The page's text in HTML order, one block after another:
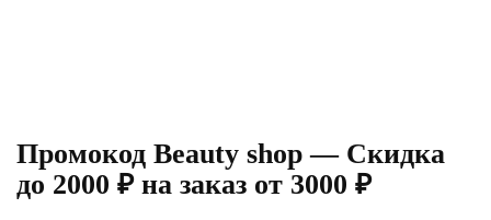
Промокод Beauty shop — Скидка
до 2000 ₽ на заказ от 3000 ₽